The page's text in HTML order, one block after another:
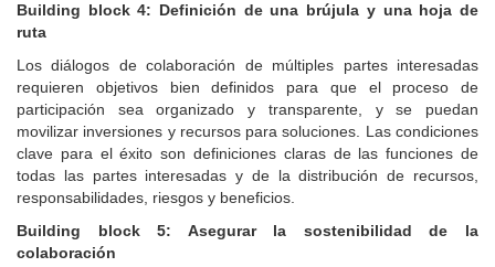
Building block 4: Definición de una brújula y una hoja de
ruta
Los diálogos de colaboración de múltiples partes interesadas
requieren objetivos bien definidos para que el proceso de
participación sea organizado y transparente, y se puedan
movilizar inversiones y recursos para soluciones. Las condiciones
clave para el éxito son definiciones claras de las funciones de
todas las partes interesadas y de la distribución de recursos,
responsabilidades, riesgos y beneficios.
Building block 5: Asegurar la sostenibilidad de la
colaboración